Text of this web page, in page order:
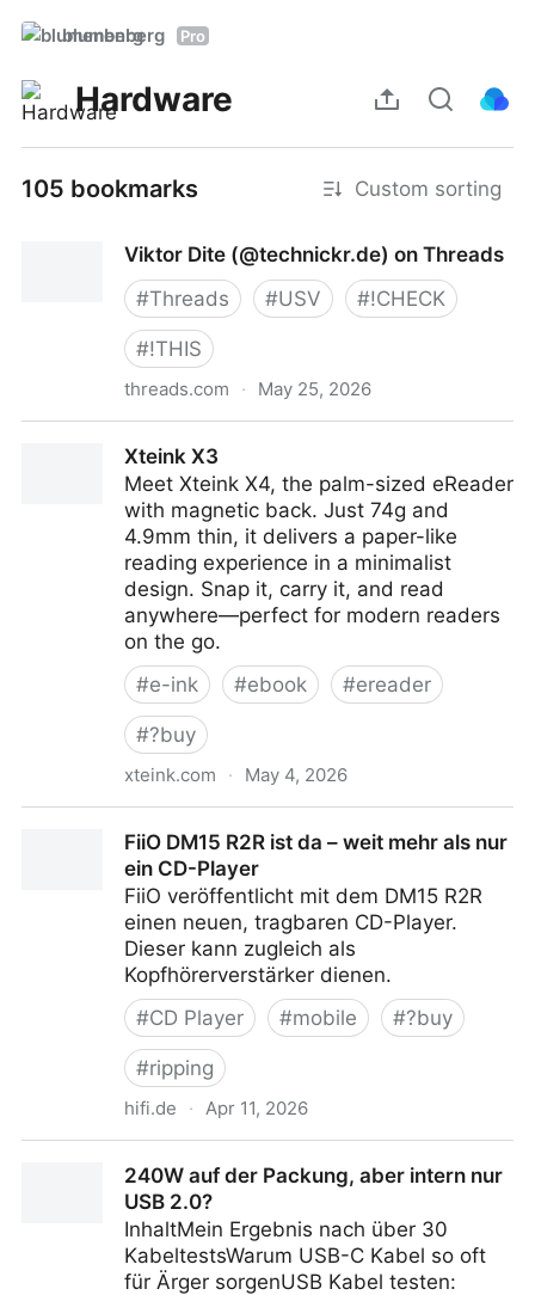
blumenberg Pro
Hardware
105 bookmarks Custom sorting
Viktor Dite (@technickr.de) on Threads
#Threads #USV #!CHECK
#!THIS
threads.com · May 25, 2026
Xteink X3
Meet Xteink X4, the palm-sized eReader
with magnetic back. Just 74g and
4.9mm thin, it delivers a paper-like
reading experience in a minimalist
design. Snap it, carry it, and read
anywhere—perfect for modern readers
on the go.
#e-ink #ebook #ereader
#?buy
xteink.com · May 4, 2026
FiiO DM15 R2R ist da – weit mehr als nur
ein CD-Player
FiiO veröffentlicht mit dem DM15 R2R
einen neuen, tragbaren CD-Player.
Dieser kann zugleich als
Kopfhörerverstärker dienen.
#CD Player #mobile #?buy
#ripping
hifi.de · Apr 11, 2026
240W auf der Packung, aber intern nur
USB 2.0?
InhaltMein Ergebnis nach über 30
KabeltestsWarum USB-C Kabel so oft
für Ärger sorgenUSB Kabel testen: